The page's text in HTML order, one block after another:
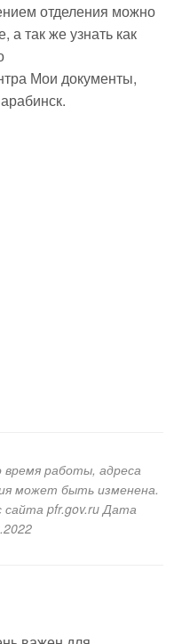
отделения можно
а так же узнать как
Мои документы,
работы, адреса
может быть изменена.
сайта pfr.gov.ru Дата